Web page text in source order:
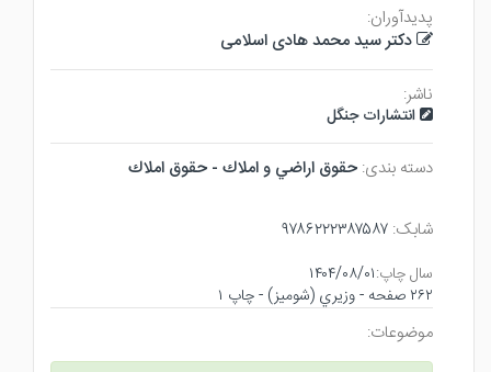
پدیدآوران:
دکتر سید محمد هادی اسلامی
ناشر:
انتشارات جنگل
دسته بندی: حقوق اراضي و املاك - حقوق املاك
شابک: ۹۷۸۶۲۲۲۳۸۷۵۸۷
سال چاپ:۱۴۰۴/۰۸/۰۱
۲۶۲ صفحه - وزيري (شوميز) - چاپ ۱
موضوعات: